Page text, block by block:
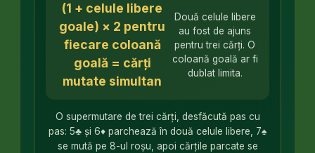
(1 + celule libere
goale) × 2 pentru
fiecare coloană
goală = cărți
mutate simultan
Două celule libere
au fost de ajuns
pentru trei cărți. O
coloană goală ar fi
dublat limita.
O supermutare de trei cărți, desfăcută pas cu
pas: 5♣ și 6♦ parchează în două celule libere, 7♠
se mută pe 8-ul roșu, apoi cărțile parcate se